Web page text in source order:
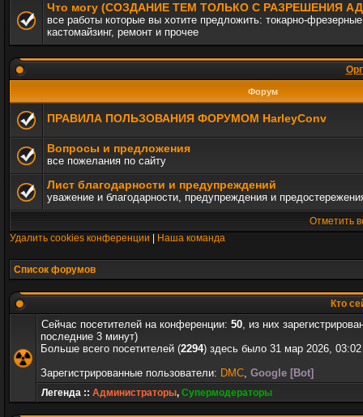
Что могу (СОЗДАНИЕ ТЕМ ТОЛЬКО С РАЗРЕШЕНИЯ
все работы которые вы хотите предложить: токарно-
кастомайзинг, ремонт и прочее
Форум
ПРАВИЛА ПОЛЬЗОВАНИЯ ФОРУМОМ HarleyConv
Вопросы и предложения
все пожелания по сайту
Лист благодарности и предупреждений
уважение и благодарности, предупреждения и
Отметить
Удалить cookies конференции
Наша команда
Список форумов
Кто
Сейчас посетителей на конференции: 50, из них
последние 3 минут)
Больше всего посетителей (2294) здесь было 31 мар 2026, 03:02
Зарегистрированные пользователи: DMC, Google [Bot]
Легенда :: Администраторы, Супермодераторы